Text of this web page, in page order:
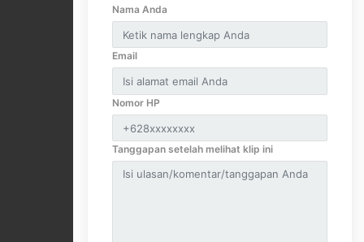
Nama Anda
Email
Nomor HP
Tanggapan setelah melihat klip ini